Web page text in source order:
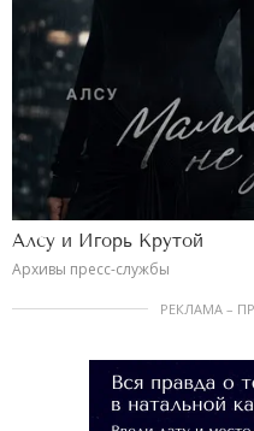
Алсу и Игорь Крутой
Архивы пресс-службы
РЕКЛАМА –